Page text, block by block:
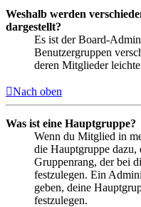
Weshalb werden
dargestellt?
Es ist der Board-
Benutzergruppen
deren Mitglieder
Nach oben
Was ist eine Hauptgruppe?
Wenn du Mitglied in
die Hauptgruppe dazu,
Gruppenrang, der bei
festzulegen. Ein
geben, deine
festzulegen.